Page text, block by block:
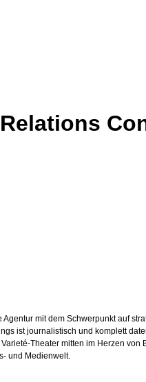
mit dem Schwerpunkt auf
ist journalistisch und komplett
Theater mitten im Herzen
und Medienwelt.